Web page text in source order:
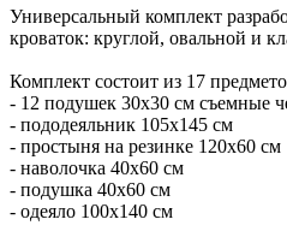
Универсальный комплект
кроваток: круглой, овальной и
Комплект состоит из 17
- 12 подушек 30х30 см съемные
- пододеяльник 105х145 см
- простыня на резинке 120х60 см
- наволочка 40x60 см
- подушка 40х60 см
- одеяло 100х140 см